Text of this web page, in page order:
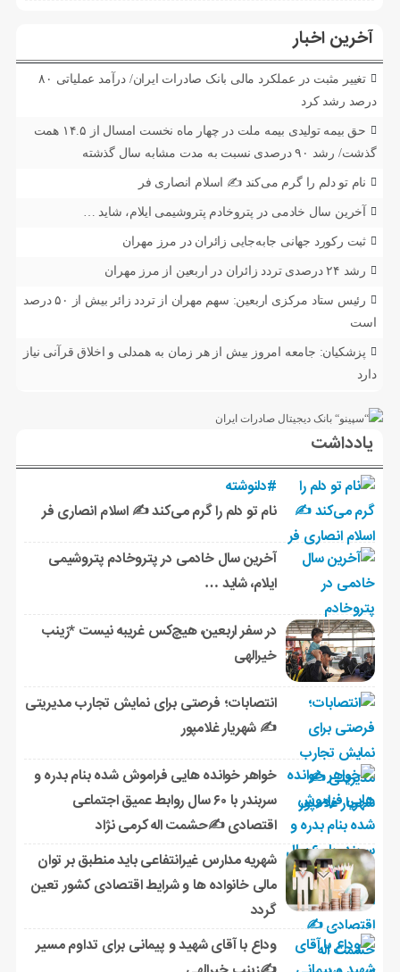
آخرین اخبار
تغییر مثبت در عملکرد مالی بانک صادرات ایران/ درآمد عملیاتی ۸۰
درصد رشد کرد
حق بیمه تولیدی بیمه ملت در چهار ماه نخست امسال از ۱۴.۵ همت
گذشت/ رشد ۹۰ درصدی نسبت به مدت مشابه سال گذشته
نام تو دلم را گرم می‌کند ✍️ اسلام انصاری فر
آخرین سال خادمی در پتروخادم پتروشیمی ایلام، شاید …
ثبت رکورد جهانی جابه‌جایی زائران در مرز مهران
رشد ۲۴ درصدی تردد زائران در اربعین از مرز مهران
رئیس ستاد مرکزی اربعین: سهم مهران از تردد زائر بیش از ۵۰ درصد
است
پزشکیان: جامعه امروز بیش از هر زمان به همدلی و اخلاق قرآنی نیاز
دارد
یادداشت
#دلنوشته
نام تو دلم را گرم می‌کند ✍️ اسلام انصاری فر
آخرین سال خادمی در پتروخادم پتروشیمی
ایلام، شاید …
در سفر اربعین، هیچ‌کس غریبه نیست *زینب
خیرالهی
انتصابات؛ فرصتی برای نمایش تجارب مدیریتی
✍ شهریار غلامپور
خواهر خوانده هایی فراموش شده بنام بدره و
سربندر با ۶۰ سال روابط عمیق اجتماعی
اقتصادی ✍حشمت اله کرمی نژاد
شهریه مدارس غیرانتفاعی باید منطبق بر توان
مالی خانواده ها و شرایط اقتصادی کشور تعین
گردد
وداع با آقای شهید و پیمانی برای تداوم مسیر